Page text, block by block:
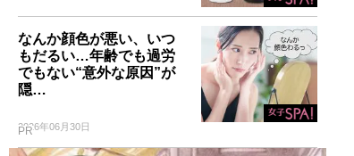
なんか顔色が悪い、いつ
もだるい…年齢でも過労
でもない“意外な原因”が
隠…
2026年06月30日
PR